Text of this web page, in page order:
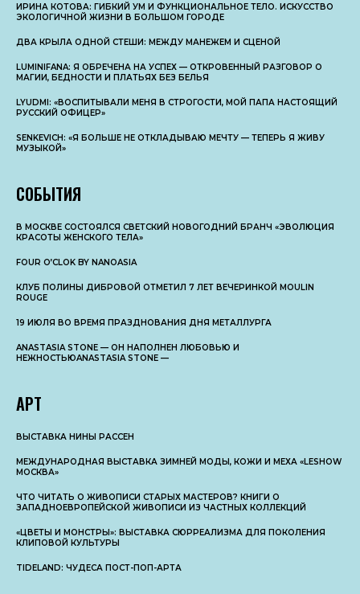
ИРИНА КОТОВА: ГИБКИЙ УМ И ФУНКЦИОНАЛЬНОЕ ТЕЛО. ИСКУССТВО
ЭКОЛОГИЧНОЙ ЖИЗНИ В БОЛЬШОМ ГОРОДЕ
ДВА КРЫЛА ОДНОЙ СТЕШИ: МЕЖДУ МАНЕЖЕМ И СЦЕНОЙ
LUMINIFANA: Я ОБРЕЧЕНА НА УСПЕХ — ОТКРОВЕННЫЙ РАЗГОВОР О
МАГИИ, БЕДНОСТИ И ПЛАТЬЯХ БЕЗ БЕЛЬЯ
LYUDMI: «ВОСПИТЫВАЛИ МЕНЯ В СТРОГОСТИ, МОЙ ПАПА НАСТОЯЩИЙ
РУССКИЙ ОФИЦЕР»
SENKEVICH: «Я БОЛЬШЕ НЕ ОТКЛАДЫВАЮ МЕЧТУ — ТЕПЕРЬ Я ЖИВУ
МУЗЫКОЙ»
СОБЫТИЯ
В МОСКВЕ СОСТОЯЛСЯ СВЕТСКИЙ НОВОГОДНИЙ БРАНЧ «ЭВОЛЮЦИЯ
КРАСОТЫ ЖЕНСКОГО ТЕЛА»
FOUR O’CLOK BY NANOASIA
КЛУБ ПОЛИНЫ ДИБРОВОЙ ОТМЕТИЛ 7 ЛЕТ ВЕЧЕРИНКОЙ MOULIN
ROUGE
19 ИЮЛЯ ВО ВРЕМЯ ПРАЗДНОВАНИЯ ДНЯ МЕТАЛЛУРГА
ANASTASIA STONE — ОН НАПОЛНЕН ЛЮБОВЬЮ И
НЕЖНОСТЬЮANASTASIA STONE —
АРТ
ВЫСТАВКА НИНЫ РАССЕН
МЕЖДУНАРОДНАЯ ВЫСТАВКА ЗИМНЕЙ МОДЫ, КОЖИ И МЕХА «LESHOW
МОСКВА»
ЧТО ЧИТАТЬ О ЖИВОПИСИ СТАРЫХ МАСТЕРОВ? КНИГИ О
ЗАПАДНОЕВРОПЕЙСКОЙ ЖИВОПИСИ ИЗ ЧАСТНЫХ КОЛЛЕКЦИЙ
«ЦВЕТЫ И МОНСТРЫ»: ВЫСТАВКА СЮРРЕАЛИЗМА ДЛЯ ПОКОЛЕНИЯ
КЛИПОВОЙ КУЛЬТУРЫ
TIDELAND: ЧУДЕСА ПОСТ-ПОП-АРТА